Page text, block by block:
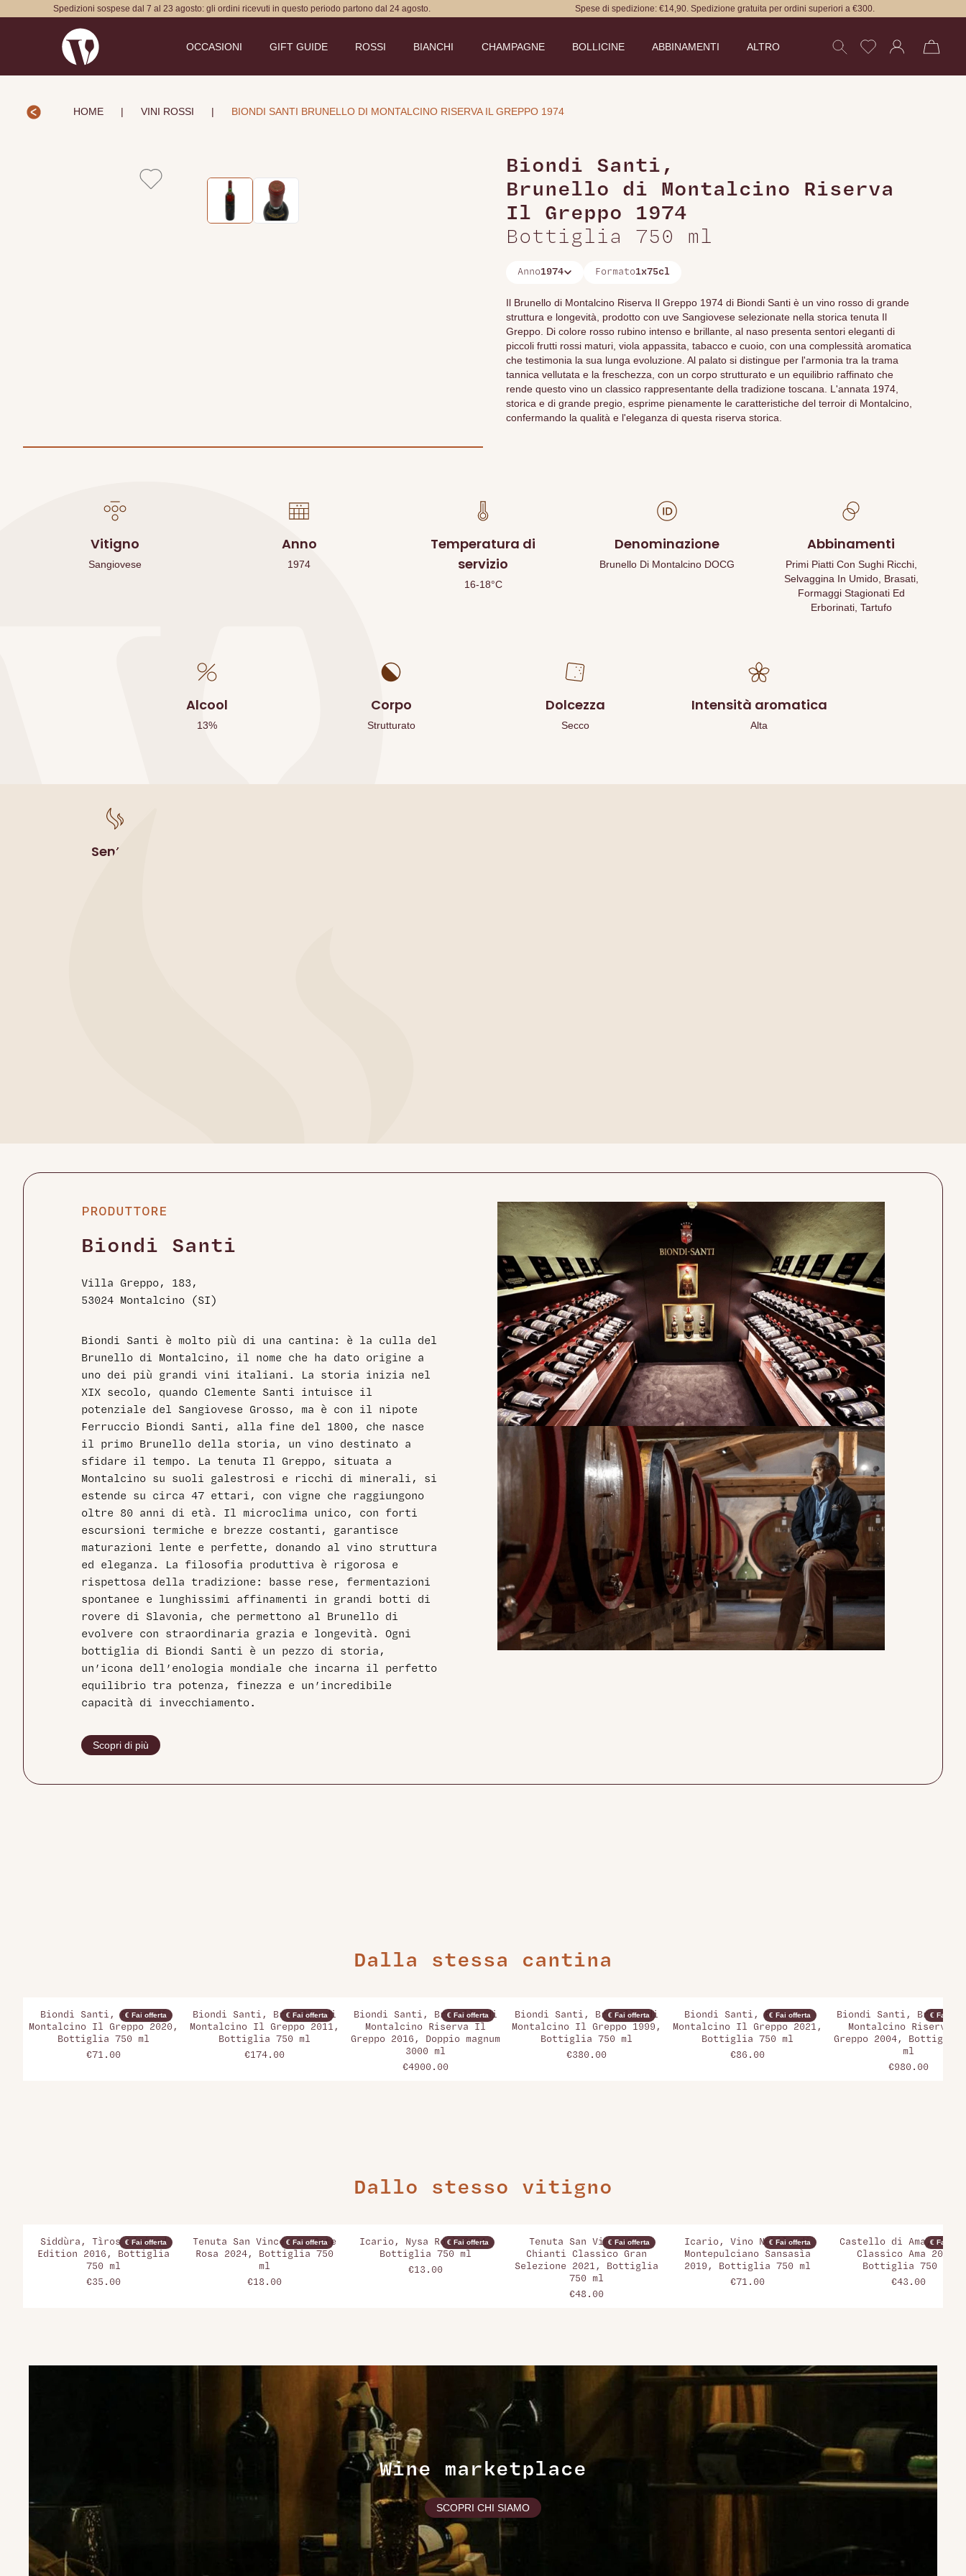
Spedizioni sospese dal 7 al 23 agosto: gli ordini ricevuti in questo periodo partono dal 24 agosto. Spese di spedizione: €14,90. Spedizione gratuita per ordini superiori a €300.
OCCASIONI GIFT GUIDE ROSSI BIANCHI CHAMPAGNE BOLLICINE ABBINAMENTI ALTRO
HOME | VINI ROSSI | BIONDI SANTI BRUNELLO DI MONTALCINO RISERVA IL GREPPO 1974
Vai all'immagineVai all'immagine
Biondi Santi ,
Brunello di Montalcino Riserva
Il Greppo 1974
Bottiglia 750 ml
Anno1974 Formato1x75cl
Il Brunello di Montalcino Riserva Il Greppo 1974 di Biondi Santi è un vino rosso di grande
struttura e longevità, prodotto con uve Sangiovese selezionate nella storica tenuta Il
Greppo. Di colore rosso rubino intenso e brillante, al naso presenta sentori eleganti di
piccoli frutti rossi maturi, viola appassita, tabacco e cuoio, con una complessità aromatica
che testimonia la sua lunga evoluzione. Al palato si distingue per l'armonia tra la trama
tannica vellutata e la freschezza, con un corpo strutturato e un equilibrio raffinato che
rende questo vino un classico rappresentante della tradizione toscana. L'annata 1974,
storica e di grande pregio, esprime pienamente le caratteristiche del terroir di Montalcino,
confermando la qualità e l'eleganza di questa riserva storica.
Vitigno
Sangiovese
Anno
1974
Temperatura di
servizio
16-18°C
Denominazione
Brunello Di Montalcino DOCG
Abbinamenti
Primi Piatti Con Sughi Ricchi,
Selvaggina In Umido, Brasati,
Formaggi Stagionati Ed
Erborinati, Tartufo
Alcool
13%
Corpo
Strutturato
Dolcezza
Secco
Intensità aromatica
Alta
Sentori
PRODUTTORE
Biondi Santi
Villa Greppo, 183,
53024 Montalcino (SI)
Biondi Santi è molto più di una cantina: è la culla del
Brunello di Montalcino, il nome che ha dato origine a
uno dei più grandi vini italiani. La storia inizia nel
XIX secolo, quando Clemente Santi intuisce il
potenziale del Sangiovese Grosso, ma è con il nipote
Ferruccio Biondi Santi, alla fine del 1800, che nasce
il primo Brunello della storia, un vino destinato a
sfidare il tempo. La tenuta Il Greppo, situata a
Montalcino su suoli galestrosi e ricchi di minerali, si
estende su circa 47 ettari, con vigne che raggiungono
oltre 80 anni di età. Il microclima unico, con forti
escursioni termiche e brezze costanti, garantisce
maturazioni lente e perfette, donando al vino struttura
ed eleganza. La filosofia produttiva è rigorosa e
rispettosa della tradizione: basse rese, fermentazioni
spontanee e lunghissimi affinamenti in grandi botti di
rovere di Slavonia, che permettono al Brunello di
evolvere con straordinaria grazia e longevità. Ogni
bottiglia di Biondi Santi è un pezzo di storia,
un’icona dell’enologia mondiale che incarna il perfetto
equilibrio tra potenza, finezza e un’incredibile
capacità di invecchiamento.
Scopri di più
Dalla stessa cantina
€ Fai offerta
Biondi Santi, Rosso di
Montalcino Il Greppo 2020,
Bottiglia 750 ml
€71.00
€ Fai offerta
Biondi Santi, Brunello di
Montalcino Il Greppo 2011,
Bottiglia 750 ml
€174.00
€ Fai offerta
Biondi Santi, Brunello di
Montalcino Riserva Il
Greppo 2016, Doppio magnum
3000 ml
€4900.00
€ Fai offerta
Biondi Santi, Brunello di
Montalcino Il Greppo 1999,
Bottiglia 750 ml
€380.00
€ Fai offerta
Biondi Santi, Rosso di
Montalcino Il Greppo 2021,
Bottiglia 750 ml
€86.00
€ Fai
Biondi Santi,
Montalcino Riserva
Greppo 2004, Bottiglia
ml
€980.00
Dallo stesso vitigno
€ Fai offerta
Siddùra, Tìros Limited
Edition 2016, Bottiglia
750 ml
€35.00
€ Fai offerta
Tenuta San Vincenti, Gote
Rosa 2024, Bottiglia 750
ml
€18.00
€ Fai offerta
Icario, Nysa Rosè 2024,
Bottiglia 750 ml
€13.00
€ Fai offerta
Tenuta San Vincenti,
Chianti Classico Gran
Selezione 2021, Bottiglia
750 ml
€48.00
€ Fai offerta
Icario, Vino Nobile di
Montepulciano Sansasìa
2019, Bottiglia 750 ml
€71.00
€ Fai
Castello di Ama,
Classico Ama 2004,
Bottiglia 750 ml
€43.00
Wine marketplace
SCOPRI CHI SIAMO